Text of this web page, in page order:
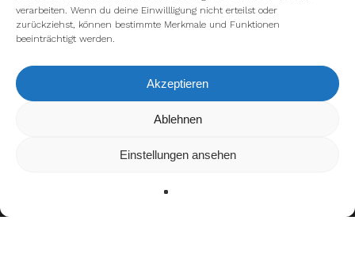
verarbeiten. Wenn du deine Einwillligung nicht erteilst oder
zurückziehst, können bestimmte Merkmale und Funktionen
beeinträchtigt werden.
Akzeptieren
Ablehnen
Einstellungen ansehen
Wir verwenden Cookies, um dir die bestmögliche Erfahrung auf
kannst du erfahren, welche Cookies wir
verwenden oder sie ausschalten.